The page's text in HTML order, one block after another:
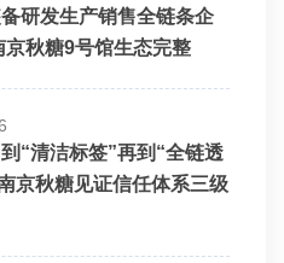
研发生产销售全链条企
京秋糖9号馆生态完整
“清洁标签”再到“全链透
京秋糖见证信任体系三级